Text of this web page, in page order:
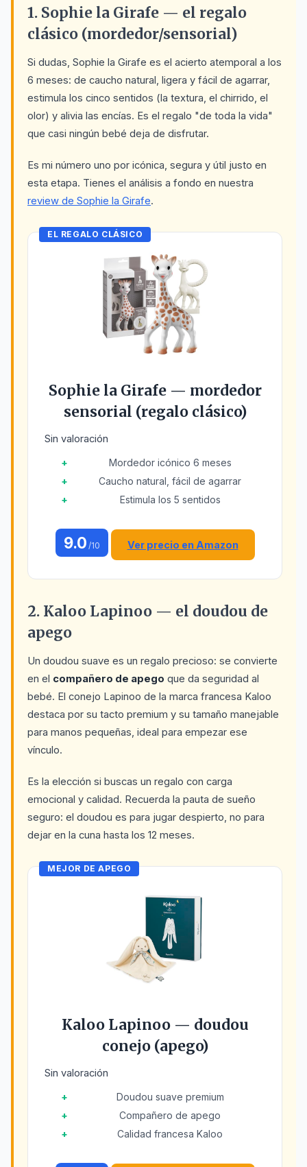
1. Sophie la Girafe — el regalo
clásico (mordedor/sensorial)
Si dudas, Sophie la Girafe es el acierto atemporal a los
6 meses: de caucho natural, ligera y fácil de agarrar,
estimula los cinco sentidos (la textura, el chirrido, el
olor) y alivia las encías. Es el regalo "de toda la vida"
que casi ningún bebé deja de disfrutar.
Es mi número uno por icónica, segura y útil justo en
esta etapa. Tienes el análisis a fondo en nuestra
review de Sophie la Girafe.
EL REGALO CLÁSICO
Sophie la Girafe — mordedor
sensorial (regalo clásico)
Sin valoración
Mordedor icónico 6 meses
Caucho natural, fácil de agarrar
Estimula los 5 sentidos
9.0 /10 Ver precio en Amazon
2. Kaloo Lapinoo — el doudou de
apego
Un doudou suave es un regalo precioso: se convierte
en el compañero de apego que da seguridad al
bebé. El conejo Lapinoo de la marca francesa Kaloo
destaca por su tacto premium y su tamaño manejable
para manos pequeñas, ideal para empezar ese
vínculo.
Es la elección si buscas un regalo con carga
emocional y calidad. Recuerda la pauta de sueño
seguro: el doudou es para jugar despierto, no para
dejar en la cuna hasta los 12 meses.
MEJOR DE APEGO
Kaloo Lapinoo — doudou
conejo (apego)
Sin valoración
Doudou suave premium
Compañero de apego
Calidad francesa Kaloo